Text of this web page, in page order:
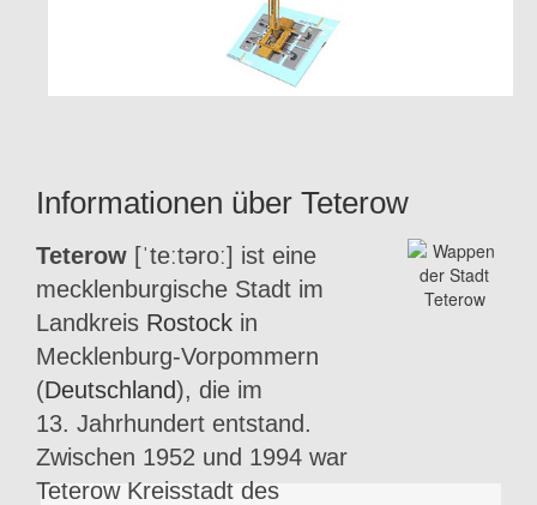
Informationen über Teterow
Teterow [ˈteːtəroː] ist eine
mecklenburgische Stadt im
Landkreis Rostock in
Mecklenburg-Vorpommern
(Deutschland), die im
13. Jahrhundert entstand.
Zwischen 1952 und 1994 war
Teterow Kreisstadt des